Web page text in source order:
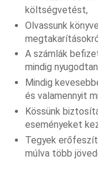
költségvetést,
Olvassunk
A számlák
mindig
Mindig
és valamennyit
Kössünk
eseményeket
Tegyek
múlva több